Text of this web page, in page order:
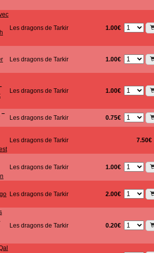
Les dragons de Tarkir 1.00€
Les dragons de Tarkir 1.00€
Les dragons de Tarkir 1.00€
–
Les dragons de Tarkir 0.75€
Les dragons de Tarkir 7.50€
Les dragons de Tarkir 1.00€
Les dragons de Tarkir 2.00€
Les dragons de Tarkir 0.20€